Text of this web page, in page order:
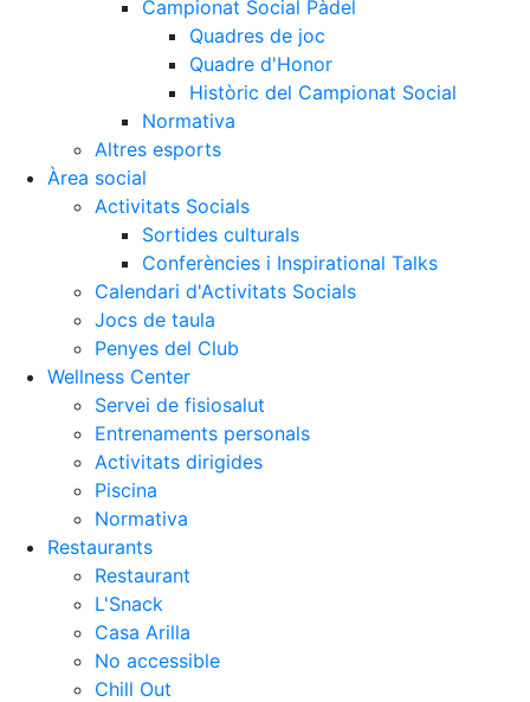
Campionat Social Pàdel
Quadres de joc
Quadre d'Honor
Històric del Campionat Social
Normativa
Altres esports
Àrea social
Activitats Socials
Sortides culturals
Conferències i Inspirational Talks
Calendari d'Activitats Socials
Jocs de taula
Penyes del Club
Wellness Center
Servei de fisiosalut
Entrenaments personals
Activitats dirigides
Piscina
Normativa
Restaurants
Restaurant
L'Snack
Casa Arilla
No accessible
Chill Out